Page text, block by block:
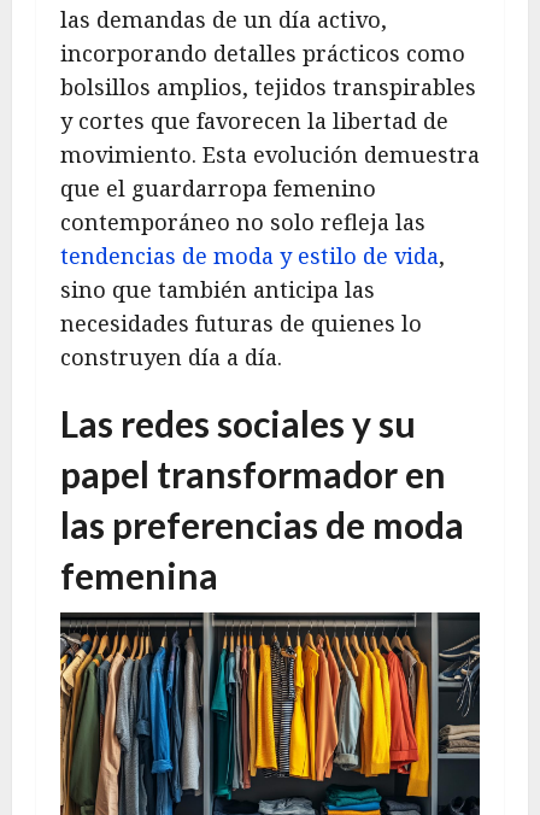
las demandas de un día activo,
incorporando detalles prácticos como
bolsillos amplios, tejidos transpirables
y cortes que favorecen la libertad de
movimiento. Esta evolución demuestra
que el guardarropa femenino
contemporáneo no solo refleja las
tendencias de moda y estilo de vida,
sino que también anticipa las
necesidades futuras de quienes lo
construyen día a día.
Las redes sociales y su
papel transformador en
las preferencias de moda
femenina